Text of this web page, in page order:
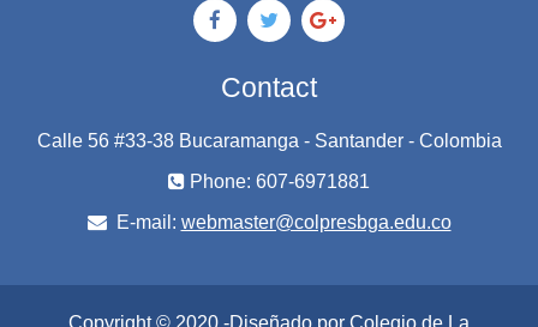
Contact
Calle 56 #33-38 Bucaramanga - Santander - Colombia
Phone: 607-6971881
E-mail: webmaster@colpresbga.edu.co
Copyright © 2020 -Diseñado por Colegio de La